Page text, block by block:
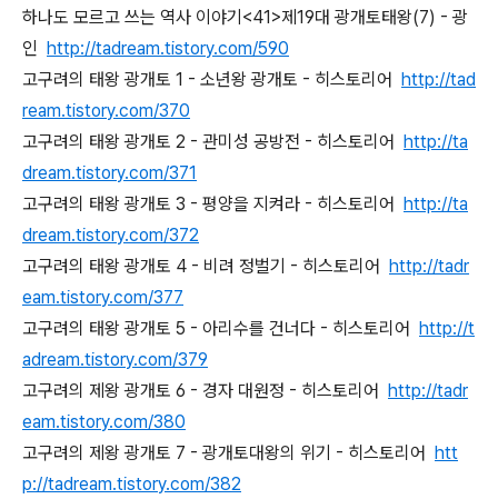
하나도 모르고 쓰는 역사 이야기<41>제19대 광개토태왕(7) - 광
인 http://tadream.tistory.com/590
고구려의 태왕 광개토 1 - 소년왕 광개토 - 히스토리어 http://tad
ream.tistory.com/370
고구려의 태왕 광개토 2 - 관미성 공방전 - 히스토리어 http://ta
dream.tistory.com/371
고구려의 태왕 광개토 3 - 평양을 지켜라 - 히스토리어 http://ta
dream.tistory.com/372
고구려의 태왕 광개토 4 - 비려 정벌기 - 히스토리어 http://tadr
eam.tistory.com/377
고구려의 태왕 광개토 5 - 아리수를 건너다 - 히스토리어 http://t
adream.tistory.com/379
고구려의 제왕 광개토 6 - 경자 대원정 - 히스토리어 http://tadr
eam.tistory.com/380
고구려의 제왕 광개토 7 - 광개토대왕의 위기 - 히스토리어 htt
p://tadream.tistory.com/382